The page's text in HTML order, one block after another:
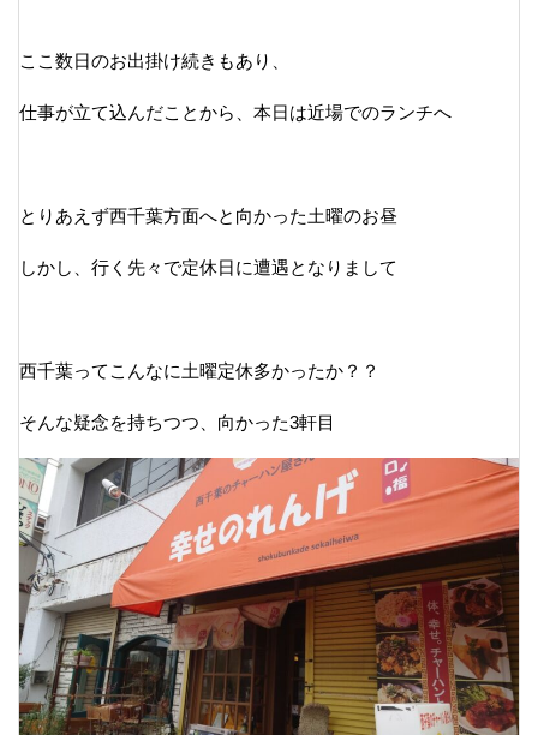
ここ数日のお出掛け続きもあり、
仕事が立て込んだことから、本日は近場でのランチへ
とりあえず西千葉方面へと向かった土曜のお昼
しかし、行く先々で定休日に遭遇となりまして
西千葉ってこんなに土曜定休多かったか？？
そんな疑念を持ちつつ、向かった3軒目